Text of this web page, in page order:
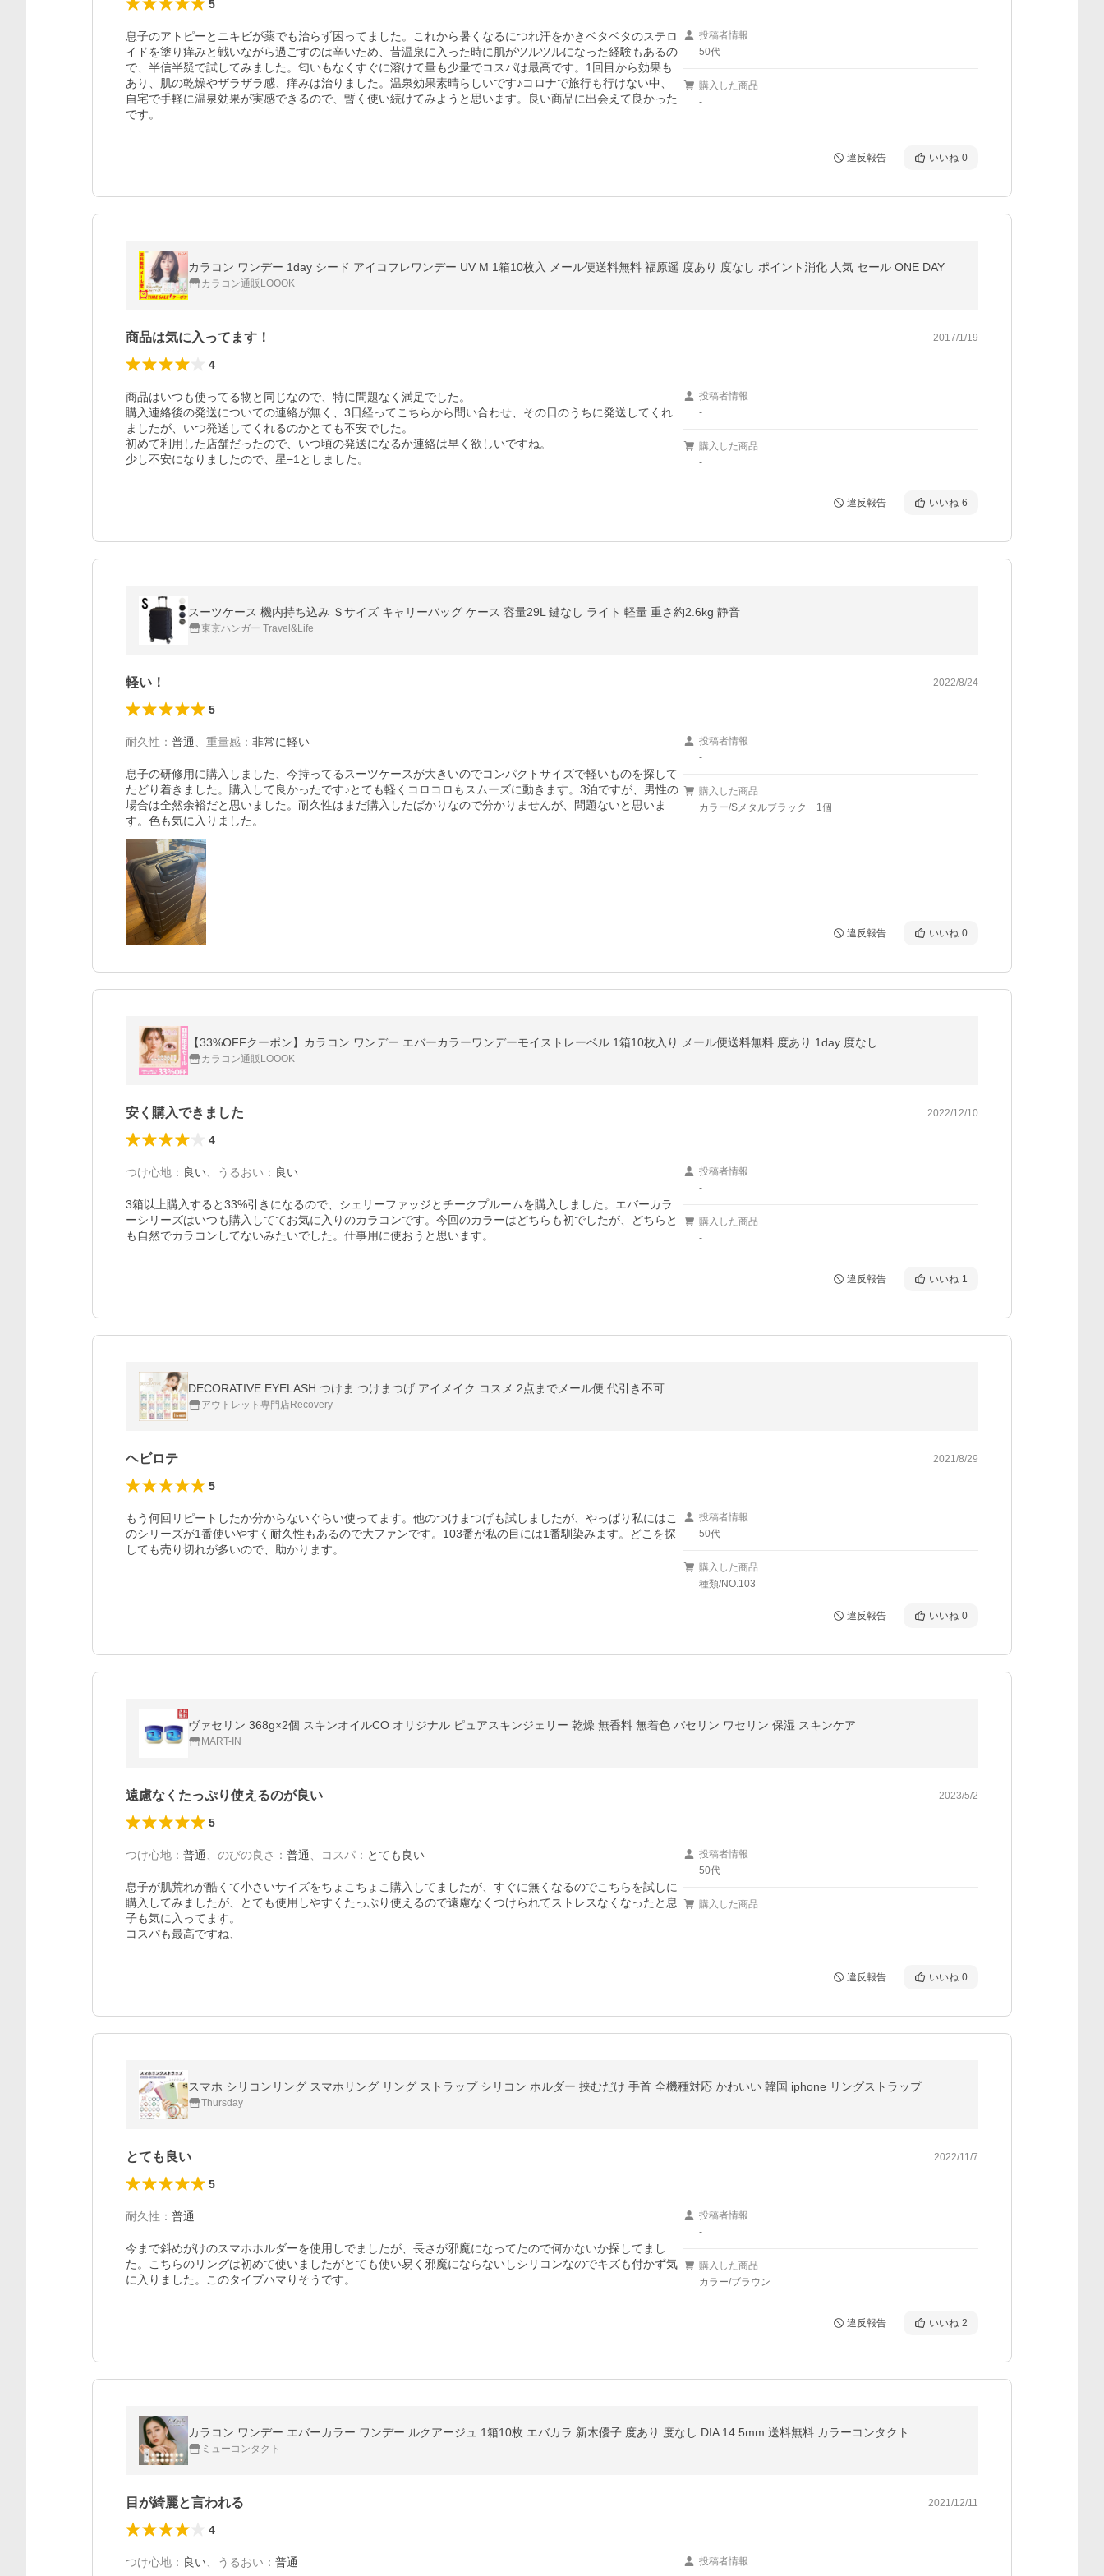
5
息子のアトピーとニキビが薬でも治らず困ってました。これから暑くなるにつれ汗をかきベタベタのステロ
イドを塗り痒みと戦いながら過ごすのは辛いため、昔温泉に入った時に肌がツルツルになった経験もあるの
で、半信半疑で試してみました。匂いもなくすぐに溶けて量も少量でコスパは最高です。1回目から効果も
あり、肌の乾燥やザラザラ感、痒みは治りました。温泉効果素晴らしいです♪コロナで旅行も行けない中、
自宅で手軽に温泉効果が実感できるので、暫く使い続けてみようと思います。良い商品に出会えて良かった
です。
投稿者情報
50代
購入した商品
-
違反報告 いいね 0
カラコン ワンデー 1day シード アイコフレワンデー UV M 1箱10枚入 メール便送料無料 福原遥 度あり 度なし ポイント消化 人気 セール ONE DAY
カラコン通販LOOOK
商品は気に入ってます！ 2017/1/19
4
商品はいつも使ってる物と同じなので、特に問題なく満足でした。
購入連絡後の発送についての連絡が無く、3日経ってこちらから問い合わせ、その日のうちに発送してくれ
ましたが、いつ発送してくれるのかとても不安でした。
初めて利用した店舗だったので、いつ頃の発送になるか連絡は早く欲しいですね。
少し不安になりましたので、星−1としました。
投稿者情報
-
購入した商品
-
違反報告 いいね 6
スーツケース 機内持ち込み Ｓサイズ キャリーバッグ ケース 容量29L 鍵なし ライト 軽量 重さ約2.6kg 静音
東京ハンガー Travel&Life
軽い！ 2022/8/24
5
耐久性 ： 普通 重量感 ： 非常に軽い
息子の研修用に購入しました、今持ってるスーツケースが大きいのでコンパクトサイズで軽いものを探して
たどり着きました。購入して良かったです♪とても軽くコロコロもスムーズに動きます。3泊ですが、男性の
場合は全然余裕だと思いました。耐久性はまだ購入したばかりなので分かりませんが、問題ないと思いま
す。色も気に入りました。
投稿者情報
-
購入した商品
カラー/Sメタルブラック 1個
違反報告 いいね 0
【33%OFFクーポン】カラコン ワンデー エバーカラーワンデーモイストレーベル 1箱10枚入り メール便送料無料 度あり 1day 度なし
カラコン通販LOOOK
安く購入できました 2022/12/10
4
つけ心地 ： 良い うるおい ： 良い
3箱以上購入すると33%引きになるので、シェリーファッジとチークプルームを購入しました。エバーカラ
ーシリーズはいつも購入しててお気に入りのカラコンです。今回のカラーはどちらも初でしたが、どちらと
も自然でカラコンしてないみたいでした。仕事用に使おうと思います。
投稿者情報
-
購入した商品
-
違反報告 いいね 1
DECORATIVE EYELASH つけま つけまつげ アイメイク コスメ 2点までメール便 代引き不可
アウトレット専門店Recovery
ヘビロテ 2021/8/29
5
もう何回リピートしたか分からないぐらい使ってます。他のつけまつげも試しましたが、やっぱり私にはこ
のシリーズが1番使いやすく耐久性もあるので大ファンです。103番が私の目には1番馴染みます。どこを探
しても売り切れが多いので、助かります。
投稿者情報
50代
購入した商品
種類/NO.103
違反報告 いいね 0
ヴァセリン 368g×2個 スキンオイルCO オリジナル ピュアスキンジェリー 乾燥 無香料 無着色 バセリン ワセリン 保湿 スキンケア
MART-IN
遠慮なくたっぷり使えるのが良い 2023/5/2
5
つけ心地 ： 普通 のびの良さ ： 普通 コスパ ： とても良い
息子が肌荒れが酷くて小さいサイズをちょこちょこ購入してましたが、すぐに無くなるのでこちらを試しに
購入してみましたが、とても使用しやすくたっぷり使えるので遠慮なくつけられてストレスなくなったと息
子も気に入ってます。
コスパも最高ですね、
投稿者情報
50代
購入した商品
-
違反報告 いいね 0
スマホ シリコンリング スマホリング リング ストラップ シリコン ホルダー 挟むだけ 手首 全機種対応 かわいい 韓国 iphone リングストラップ
Thursday
とても良い 2022/11/7
5
耐久性 ： 普通
今まで斜めがけのスマホホルダーを使用しでましたが、長さが邪魔になってたので何かないか探してまし
た。こちらのリングは初めて使いましたがとても使い易く邪魔にならないしシリコンなのでキズも付かず気
に入りました。このタイプハマりそうです。
投稿者情報
-
購入した商品
カラー/ブラウン
違反報告 いいね 2
カラコン ワンデー エバーカラー ワンデー ルクアージュ 1箱10枚 エバカラ 新木優子 度あり 度なし DIA 14.5mm 送料無料 カラーコンタクト
ミューコンタクト
目が綺麗と言われる 2021/12/11
4
つけ心地 ： 良い うるおい ： 普通
投稿者情報